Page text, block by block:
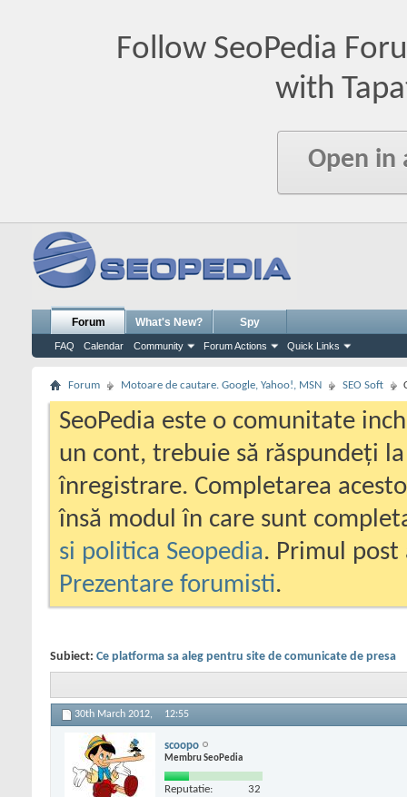
Follow SeoPedia
with
Open in
Forum
FAQ Calendar Community Forum Actions Quick Links
What's New? Spy
Forum Motoare de cautare. Google, Yahoo!, MSN SEO Soft
SeoPedia este o comunitate
un cont, trebuie să răspundeți
înregistrare. Completarea
însă modul în care sunt
si politica Seopedia. Primul
Prezentare forumisti.
Subiect: Ce platforma sa aleg pentru site de comunicate de presa
30th March 2012, 12:55
scoopo
Membru SeoPedia
Reputatie: 32